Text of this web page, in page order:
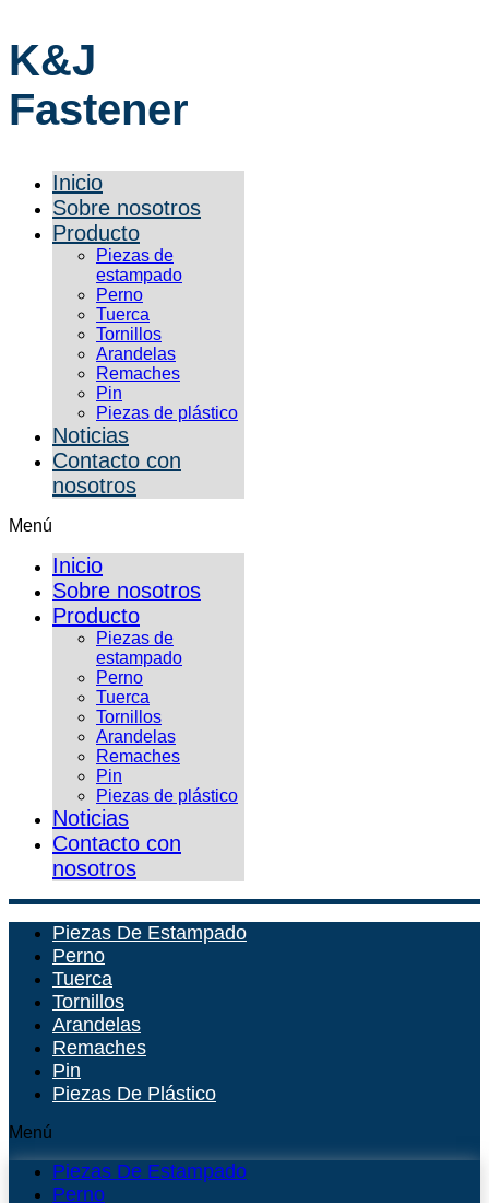
K&J
Fastener
Inicio
Sobre nosotros
Producto
Piezas de
estampado
Perno
Tuerca
Tornillos
Arandelas
Remaches
Pin
Piezas de plástico
Noticias
Contacto con
nosotros
Menú
Inicio
Sobre nosotros
Producto
Piezas de
estampado
Perno
Tuerca
Tornillos
Arandelas
Remaches
Pin
Piezas de plástico
Noticias
Contacto con
nosotros
Piezas De Estampado
Perno
Tuerca
Tornillos
Arandelas
Remaches
Pin
Piezas De Plástico
Menú
Piezas De Estampado
Perno